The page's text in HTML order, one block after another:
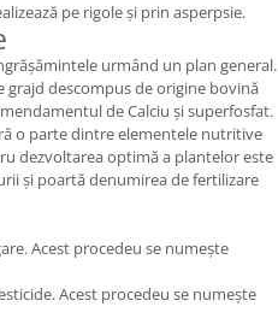
pe rigole și prin asperpsie.
urmând un plan general.
grajd descompus de origine bovină
de Calciu și superfosfat.
o parte dintre elementele nutritive
dezvoltarea optimă a plantelor este
și poartă denumirea de fertilizare
Acest procedeu se numește
Acest procedeu se numește